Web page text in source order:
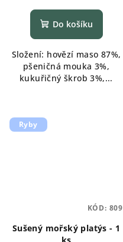
Do košíku
Složení: hovězí maso 87%,
pšeničná mouka 3%,
kukuřičný škrob 3%,...
Ryby
Sušený mořský platýs - 1
ks
KÓD: 809